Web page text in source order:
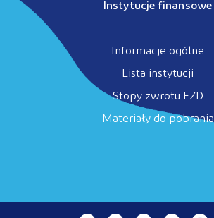
Instytucje finansowe
Informacje ogólne
Lista instytucji
Stopy zwrotu FZD
Materiały do pobrania